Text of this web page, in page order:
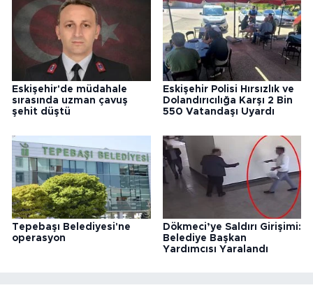
Eskişehir'de müdahale
sırasında uzman çavuş
şehit düştü
Eskişehir Polisi Hırsızlık ve
Dolandırıcılığa Karşı 2 Bin
550 Vatandaşı Uyardı
Tepebaşı Belediyesi'ne
operasyon
Dökmeci’ye Saldırı Girişimi:
Belediye Başkan
Yardımcısı Yaralandı